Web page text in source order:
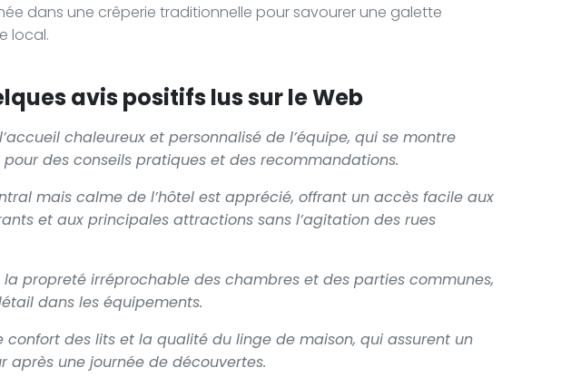
dans une crêperie traditionnelle pour savourer une galette
local.
avis positifs lus sur le Web
chaleureux et personnalisé de l’équipe, qui se montre
des conseils pratiques et des recommandations.
mais calme de l’hôtel est apprécié, offrant un accès facile aux
et aux principales attractions sans l’agitation des rues
la propreté irréprochable des chambres et des parties communes,
dans les équipements.
confort des lits et la qualité du linge de maison, qui assurent un
après une journée de découvertes.